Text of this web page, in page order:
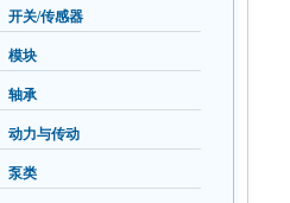
开关/传感器
模块
轴承
动力与传动
泵类